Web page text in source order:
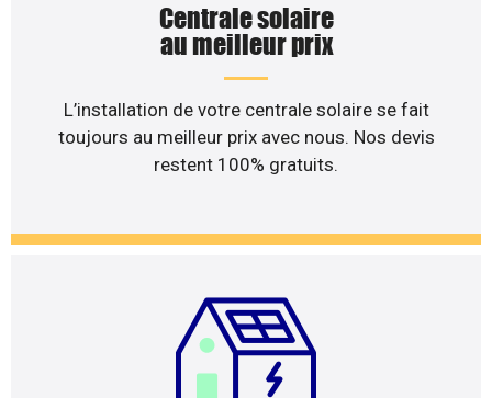
Centrale solaire
au meilleur prix
L’installation de votre centrale solaire se fait
toujours au meilleur prix avec nous. Nos devis
restent 100% gratuits.